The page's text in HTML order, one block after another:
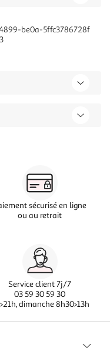
be0a-5ffc3786728f
sécurisé en ligne
ou au retrait
Service client 7j/7
03 59 30 59 30
dimanche 8h30>13h